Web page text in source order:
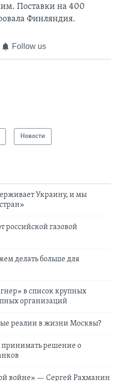
Поставки на 400
Финляндия.
Follow us
Новости
Украину, и мы
российской газовой
делать больше для
в список крупных
организаций
реалии в жизни Москвы?
решение о
войне» — Сергей Рахманин